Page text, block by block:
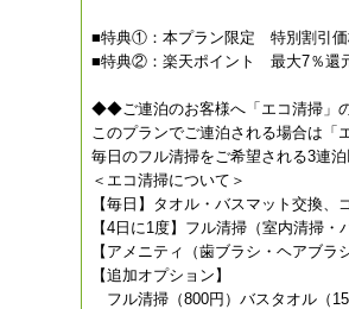
■特典①：本プラン限定 特別割引
■特典②：楽天ポイント 最大7％還
◆◆ご連泊のお客様へ「エコ清掃
このプランでご連泊される場合は「
毎日のフル清掃をご希望される3連
＜エコ清掃について＞
【毎日】タオル・バスマット交換、
【4日に1度】フル清掃（室内清掃
【アメニティ（歯ブラシ・ヘアブラ
【追加オプション】
フル清掃（800円）バスタオル（